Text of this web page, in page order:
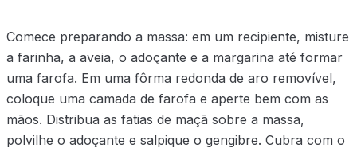
Comece preparando a massa: em um recipiente, misture
a farinha, a aveia, o adoçante e a margarina até formar
uma farofa. Em uma fôrma redonda de aro removível,
coloque uma camada de farofa e aperte bem com as
mãos. Distribua as fatias de maçã sobre a massa,
polvilhe o adoçante e salpique o gengibre. Cubra com o